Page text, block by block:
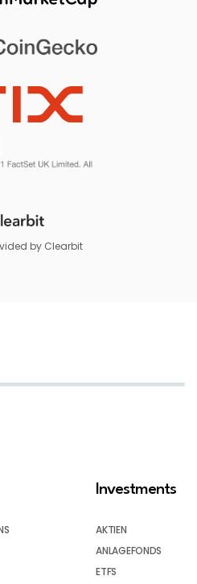
by Clearbit
Investments
AKTIEN
ANLAGEFONDS
ETFS